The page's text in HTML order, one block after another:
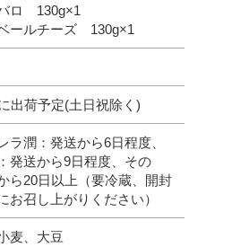
ロ 130g×1
ールチーズ 130g×1
出荷予定(土日祝除く)
ラ潤：発送から6日程度、
発送から9日程度、その
ら20日以上（要冷蔵、開封
お召し上がりください）
麦、大豆